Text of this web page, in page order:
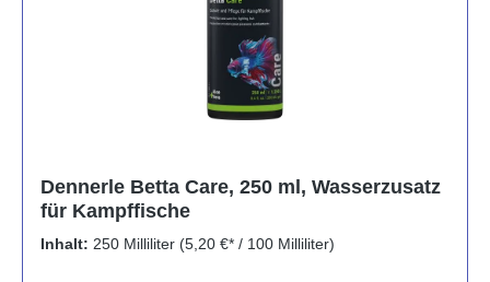
Dennerle Betta Care, 250 ml, Wasserzusatz
für Kampffische
Inhalt: 250 Milliliter (5,20 €* / 100 Milliliter)